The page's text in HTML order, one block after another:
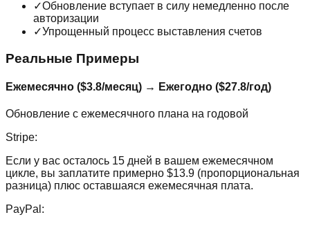
✓Обновление вступает в силу немедленно после
авторизации
✓Упрощенный процесс выставления счетов
Реальные Примеры
Ежемесячно ($3.8/месяц) → Ежегодно ($27.8/год)
Обновление с ежемесячного плана на годовой
Stripe:
Если у вас осталось 15 дней в вашем ежемесячном
цикле, вы заплатите примерно $13.9 (пропорциональная
разница) плюс оставшаяся ежемесячная плата.
PayPal: